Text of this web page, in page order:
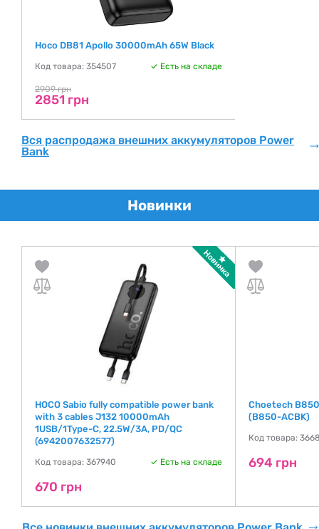
Hoco DB81 Apollo 30000mAh 65W Black
Код товара: 354507 Есть на складе
2909 грн
2851 грн
Вся распродажа внешних аккумуляторов Power
Bank
Новинки
HOCO Sabio fully compatible power bank
with 3 cables J132 10000mAh
1USB/1Type-C, 22.5W/3A, PD/QC
(6942007632577)
Код товара: 367940 Есть на складе
670 грн
Choetech
(B850-ACBK)
Код товара:
694 грн